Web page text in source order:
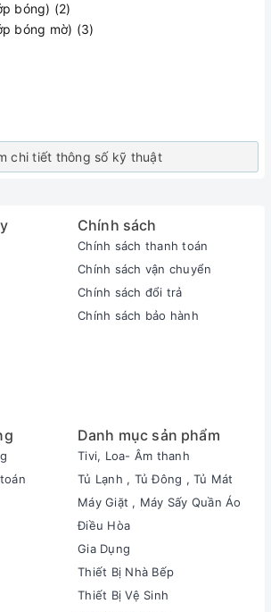
bóng) (2)
bóng mờ) (3)
chi tiết thông số kỹ thuật
Chính sách
Chính sách thanh toán
Chính sách vận chuyển
Chính sách đổi trả
Chính sách bảo hành
Danh mục sản phẩm
Tivi, Loa- Âm thanh
Tủ Lạnh , Tủ Đông , Tủ Mát
Máy Giặt , Máy Sấy Quần Áo
Điều Hòa
Gia Dụng
Thiết Bị Nhà Bếp
Thiết Bị Vệ Sinh